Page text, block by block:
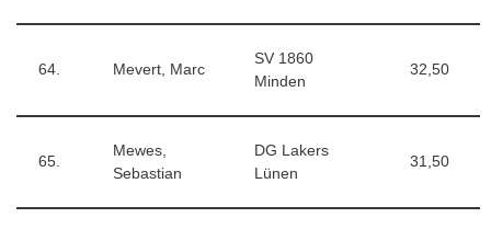
64. Mevert, Marc
SV 1860
Minden
32,50
65.
Mewes,
Sebastian
DG Lakers
Lünen
31,50